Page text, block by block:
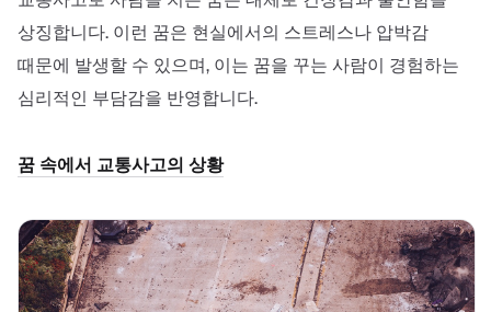
상징합니다. 이런 꿈은 현실에서의 스트레스나 압박감
때문에 발생할 수 있으며, 이는 꿈을 꾸는 사람이 경험하는
심리적인 부담감을 반영합니다.
꿈 속에서 교통사고의 상황